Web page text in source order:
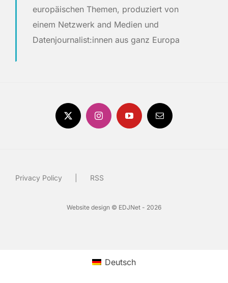
europäischen Themen, produziert von
einem Netzwerk and Medien und
Datenjournalist:innen aus ganz Europa
Privacy Policy RSS
Website design © EDJNet - 2026
Deutsch